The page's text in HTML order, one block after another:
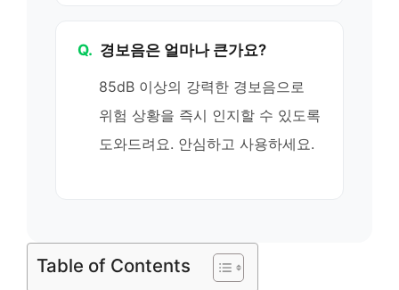
Q. 경보음은 얼마나 큰가요?
85dB 이상의 강력한 경보음으로
위험 상황을 즉시 인지할 수 있도록
도와드려요. 안심하고 사용하세요.
Table of Contents